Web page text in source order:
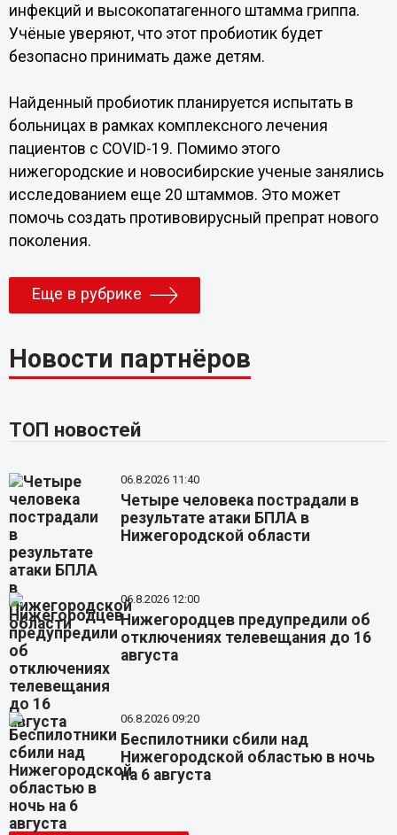
инфекций и высокопатагенного штамма гриппа.
Учёные уверяют, что этот пробиотик будет
безопасно принимать даже детям.
Найденный пробиотик планируется испытать в
больницах в рамках комплексного лечения
пациентов с COVID-19. Помимо этого
нижегородские и новосибирские ученые занялись
исследованием еще 20 штаммов. Это может
помочь создать противовирусный препрат нового
поколения.
Еще в рубрике
Новости партнёров
ТОП новостей
06.8.2026 11:40
Четыре человека пострадали в
результате атаки БПЛА в
Нижегородской области
06.8.2026 12:00
Нижегородцев предупредили об
отключениях телевещания до 16
августа
06.8.2026 09:20
Беспилотники сбили над
Нижегородской областью в ночь
на 6 августа